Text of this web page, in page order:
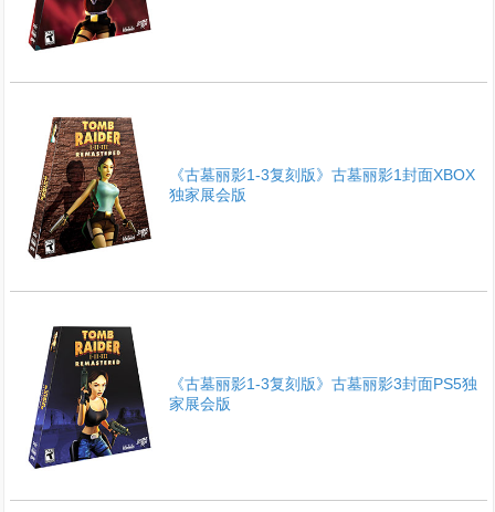
《古墓丽影1-3复刻版》古墓丽影1封面XBOX
独家展会版
《古墓丽影1-3复刻版》古墓丽影3封面PS5独
家展会版